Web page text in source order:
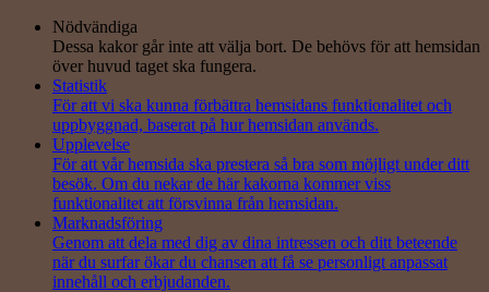
Nödvändiga
Dessa kakor går inte att välja bort. De behövs för att hemsidan
över huvud taget ska fungera.
Statistik
För att vi ska kunna förbättra hemsidans funktionalitet och
uppbyggnad, baserat på hur hemsidan används.
Upplevelse
För att vår hemsida ska prestera så bra som möjligt under ditt
besök. Om du nekar de här kakorna kommer viss
funktionalitet att försvinna från hemsidan.
Marknadsföring
Genom att dela med dig av dina intressen och ditt beteende
när du surfar ökar du chansen att få se personligt anpassat
innehåll och erbjudanden.